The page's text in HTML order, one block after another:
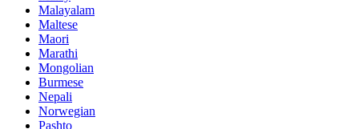
Malayalam
Maltese
Maori
Marathi
Mongolian
Burmese
Nepali
Norwegian
Pashto